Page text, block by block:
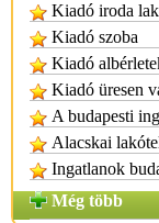
Kiadó iroda
Kiadó szoba
Kiadó
Kiadó üresen
A budapesti
Alacskai
Ingatlanok
Még több